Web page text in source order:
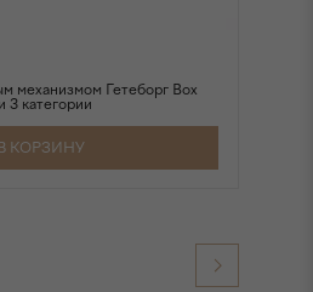
механизмом Гетеборг Box
3 категории
КОРЗИНУ